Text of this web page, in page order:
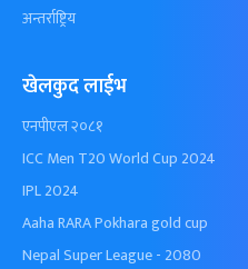
अन्तर्राष्ट्रिय
खेलकुद लाईभ
एनपीएल २०८१
ICC Men T20 World Cup 2024
IPL 2024
Aaha RARA Pokhara gold cup
Nepal Super League - 2080